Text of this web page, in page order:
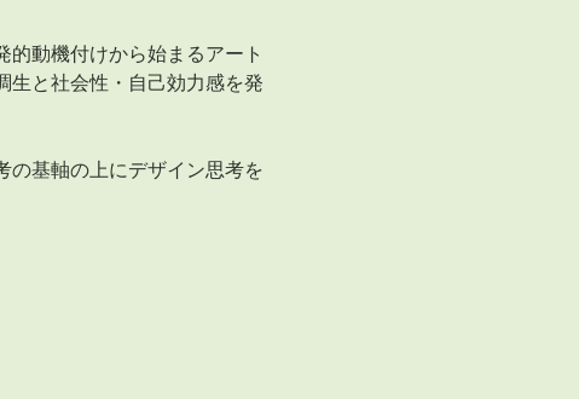
動機付けから始まるアート
生と社会性・自己効力感を発
の基軸の上にデザイン思考を